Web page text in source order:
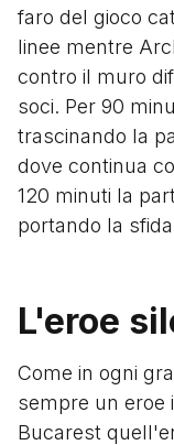
faro del gioco
linee mentre
contro il muro
soci. Per 90
trascinando la
dove continua
120 minuti la
portando la
L'eroe
Come in ogni
sempre un eroe
Bucarest